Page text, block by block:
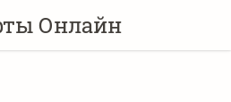
Онлайн